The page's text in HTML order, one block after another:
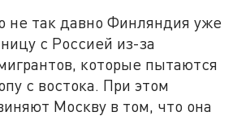
не так давно Финляндия уже
с Россией из-за
которые пытаются
с востока. При этом
Москву в том, что она